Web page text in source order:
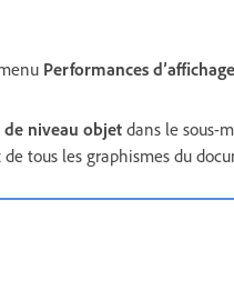
Performances d’affichage
de niveau objet dans le sous-
tous les graphismes du